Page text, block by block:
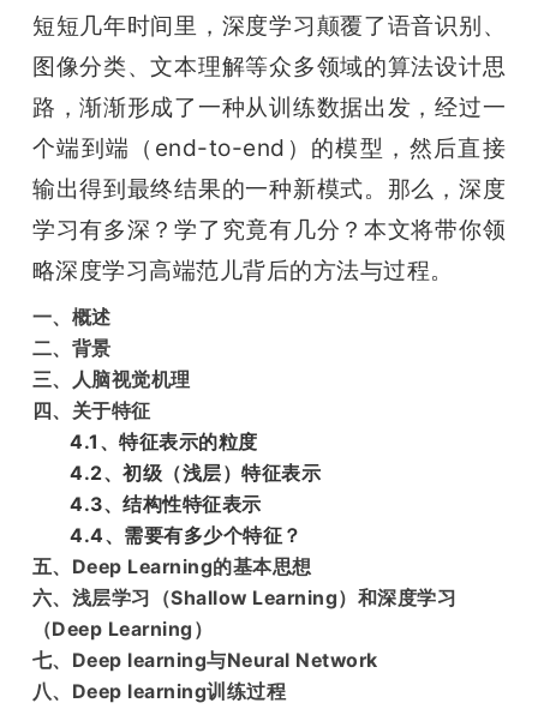
动
中
心
专
题
爱
机
短短几年时间里，深度学习颠覆了语音识别、
图像分类、文本理解等众多领域的算法设计思
路，渐渐形成了一种从训练数据出发，经过一
个端到端（end-to-end）的模型，然后直接
输出得到最终结果的一种新模式。那么，深度
学习有多深？学了究竟有几分？本文将带你领
略深度学习高端范儿背后的方法与过程。
一、概述
二、背景
三、人脑视觉机理
四、关于特征
4.1、特征表示的粒度
4.2、初级（浅层）特征表示
4.3、结构性特征表示
4.4、需要有多少个特征？
五、Deep Learning的基本思想
六、浅层学习（Shallow Learning）和深度学习
（Deep Learning）
七、Deep learning与Neural Network
八、Deep learning训练过程